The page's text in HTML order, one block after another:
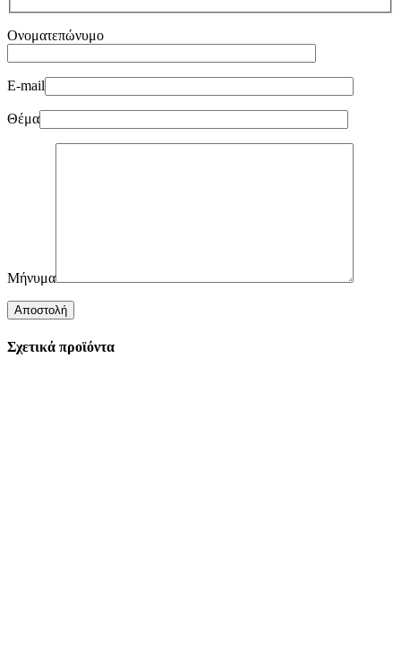
Ονοματεπώνυμο
E-mail
Θέμα
Μήνυμα
Σχετικά προϊόντα